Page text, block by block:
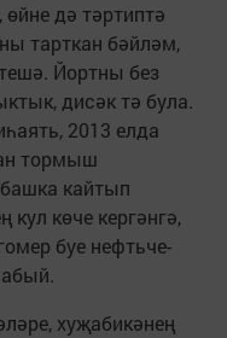
дә тәртиптә
тарткан бәйләм,
Йортны без
дисәк тә була.
2013 елда
тормыш
кайтып
кул көче кергәнгә,
буе нефтьче-
хуҗабикәнең